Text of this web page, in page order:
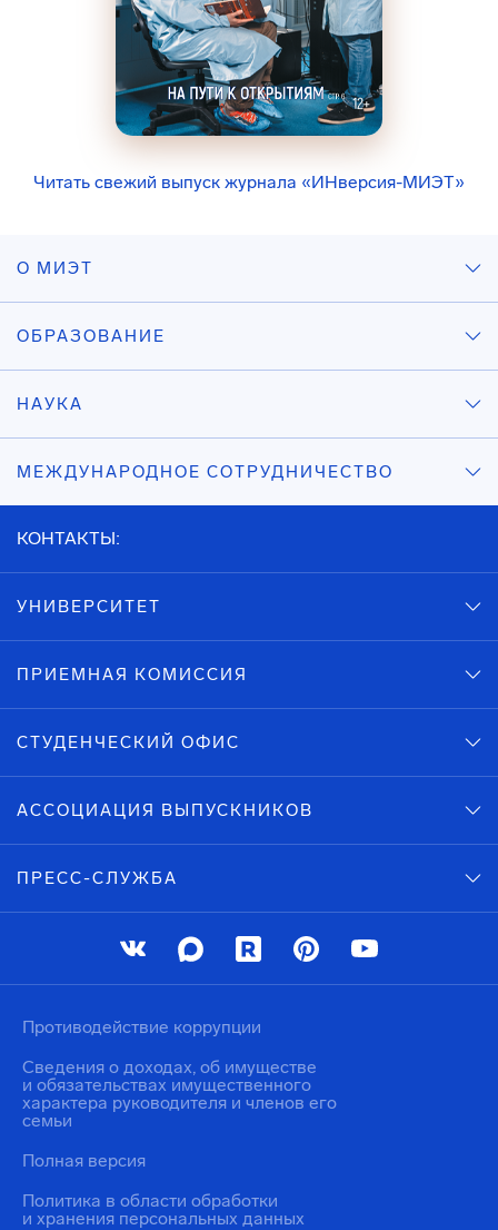
Читать свежий выпуск журнала «ИНверсия-МИЭТ»
О МИЭТ
ОБРАЗОВАНИЕ
НАУКА
МЕЖДУНАРОДНОЕ СОТРУДНИЧЕСТВО
КОНТАКТЫ:
УНИВЕРСИТЕТ
ПРИЕМНАЯ КОМИССИЯ
СТУДЕНЧЕСКИЙ ОФИС
АССОЦИАЦИЯ ВЫПУСКНИКОВ
ПРЕСС-СЛУЖБА
Политика в области обработки
и хранения персональных данных
Противодействие коррупции
Сведения о доходах, об имуществе
и обязательствах имущественного
характера руководителя и членов его
семьи
Полная версия